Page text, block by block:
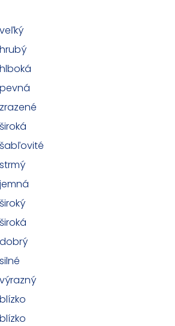
veľký
hrubý
hlboká
pevná
zrazené
široká
šabľovité
strmý
jemná
široký
široká
dobrý
silné
výrazný
blízko
blízko